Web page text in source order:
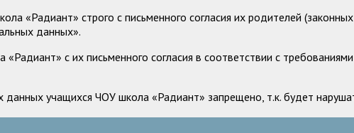
«Радиант» строго с письменного согласия их родителей
данных».
с их письменного согласия в соответствии с
учащихся ЧОУ школа «Радиант» запрещено, т.к. будет